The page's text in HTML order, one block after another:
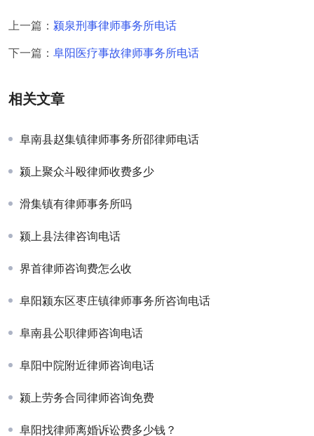
上一篇： 颍泉刑事律师事务所电话
下一篇： 阜阳医疗事故律师事务所电话
相关文章
阜南县赵集镇律师事务所邵律师电话
颍上聚众斗殴律师收费多少
滑集镇有律师事务所吗
颍上县法律咨询电话
界首律师咨询费怎么收
阜阳颍东区枣庄镇律师事务所咨询电话
阜南县公职律师咨询电话
阜阳中院附近律师咨询电话
颍上劳务合同律师咨询免费
阜阳找律师离婚诉讼费多少钱？